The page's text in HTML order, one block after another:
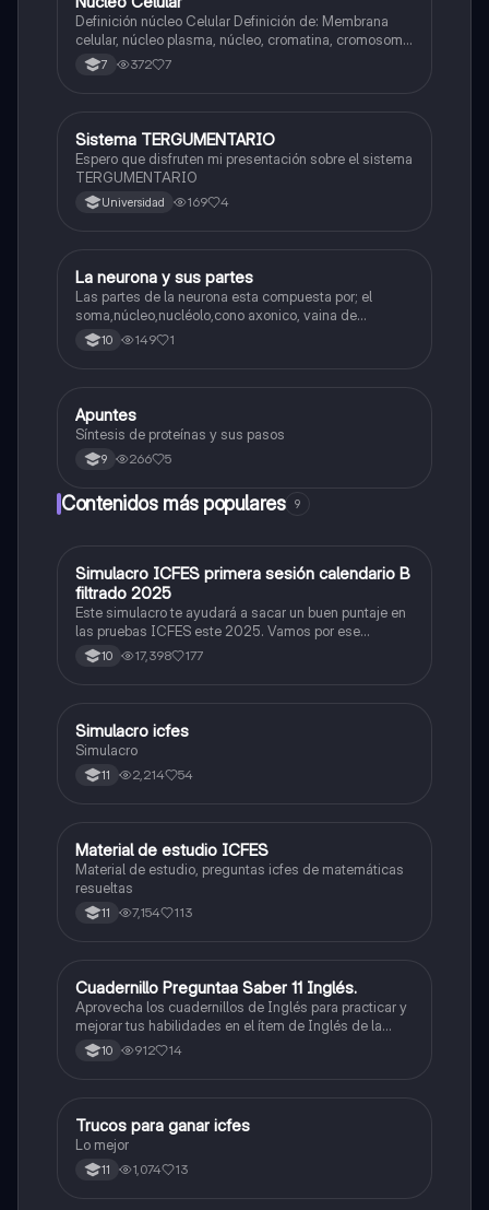
Definición núcleo Celular Definición de: Membrana
celular, núcleo plasma, núcleo, cromatina, cromosoma
Interfase Fases de la interfase
7 372 7
Biologia
Sistema TERGUMENTARIO
Espero que disfruten mi presentación sobre el sistema
TERGUMENTARIO
Universidad 169 4
Biologia
La neurona y sus partes
Las partes de la neurona esta compuesta por; el
soma,núcleo,nucléolo,cono axonico, vaina de
mielina,celula schwan,núcleo de schwann,nódulo de
Ranvier,terminal axonico Arborizacion terminal, botón
10 149 1
Biologia
Apuntes
Síntesis de proteínas y sus pasos
9 266 5
Contenidos más populares 9
ICFES: Matemáticas
Simulacro ICFES primera sesión calendario B
filtrado 2025
Este simulacro te ayudará a sacar un buen puntaje en
las pruebas ICFES este 2025. Vamos por ese
500/500. Y poder ser admitido en la universidad que
quieras, estudiar la carrera que quieres y no la que te
10 17,398 177
ICFES: Lectura Crítica
Simulacro icfes
Simulacro
11 2,214 54
ICFES: Matemáticas
Material de estudio ICFES
Material de estudio, preguntas icfes de matemáticas
resueltas
11 7,154 113
ICFES: Inglés
Cuadernillo Preguntaa Saber 11 Inglés.
Aprovecha los cuadernillos de Inglés para practicar y
mejorar tus habilidades en el ítem de Inglés de la
Prueba Saber 11. 🫡
10 912 14
Química
Trucos para ganar icfes
Lo mejor
11 1,074 13